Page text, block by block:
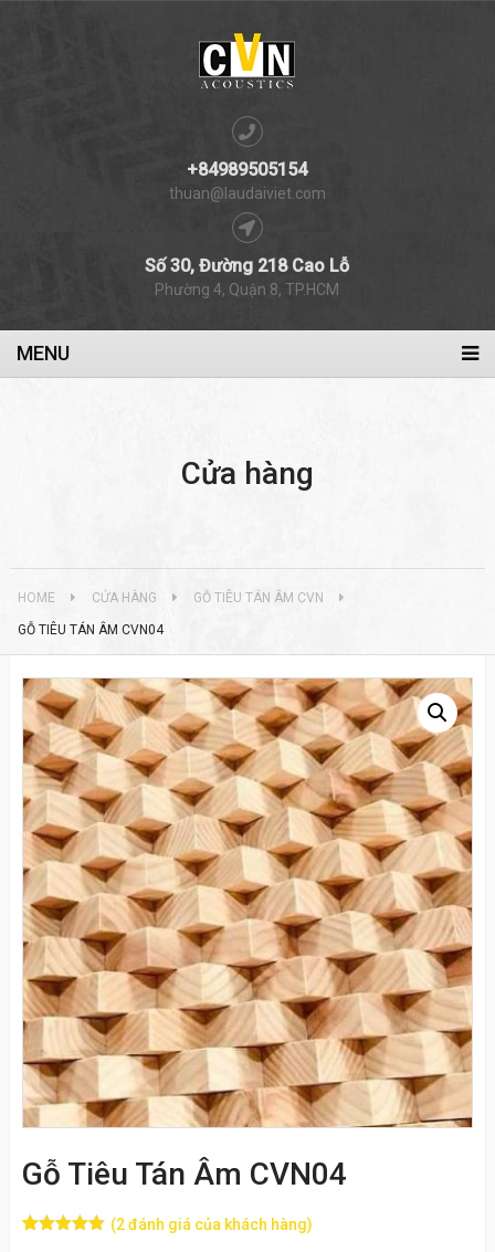
+84989505154
thuan@laudaiviet.com
Số 30, Đường 218 Cao Lỗ
Phường 4, Quận 8, TP.HCM
MENU
Cửa hàng
HOME CỬA HÀNG GỖ TIÊU TÁN ÂM CVN
GỖ TIÊU TÁN ÂM CVN04
Gỗ Tiêu Tán Âm CVN04
(2đánh giá của khách hàng)